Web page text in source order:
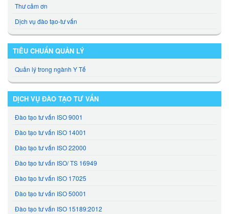
Thư cảm ơn
Dịch vụ đào tạo-tư vấn
TIÊU CHUẨN QUẢN LÝ
Quản lý trong ngành Y Tế
DỊCH VỤ ĐÀO TẠO TƯ VẤN
Đào tạo tư vấn ISO 9001
Đào tạo tư vấn ISO 14001
Đào tạo tư vấn ISO 22000
Đào tạo tư vấn ISO/ TS 16949
Đào tạo tư vấn ISO 17025
Đào tạo tư vấn ISO 50001
Đào tạo tư vấn ISO 15189:2012